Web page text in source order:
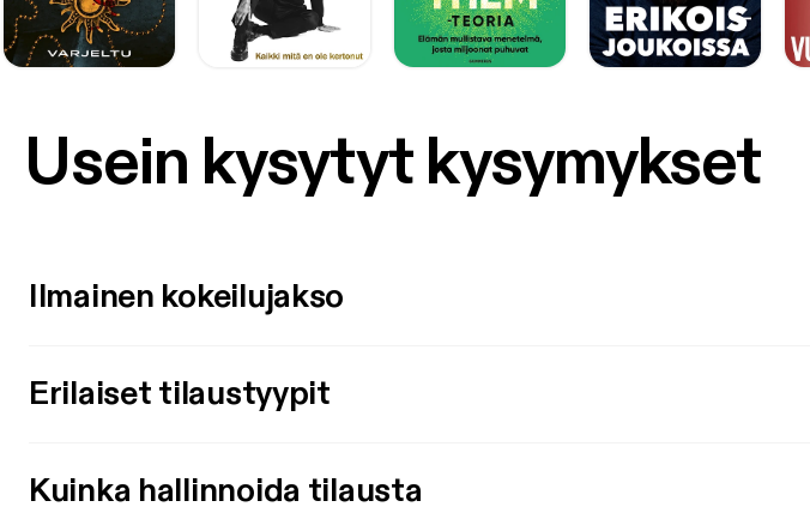
Usein kysytyt kysymykset
Ilmainen kokeilujakso
Erilaiset tilaustyypit
Kuinka hallinnoida tilausta